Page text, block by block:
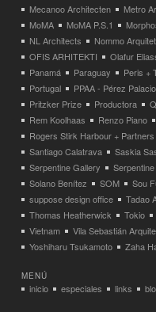
Mecanoo Architecten
Metro
MoMA
MoMA P.S.1
NL Architects
Nommo
OFIS ARHITEKTI
Olafur
Panamá
Paraguay Peris +
Portugal
PPAA - Pérez
Pritzker Prize
Productora
Rem Koolhaas
Renzo Piano
Rogers Stirk Harbour + Partners
Santiago Calatrava
Saskia
Serpentine Gallery
Solano Benítez
SOM Sou
suppose design office
Tadao
Thomas Heatherwick
Tokio
Vietnam
Vila Sebastián
Yoshiharu Tsukamoto
Zaha
MENÚ
inicio especiales links